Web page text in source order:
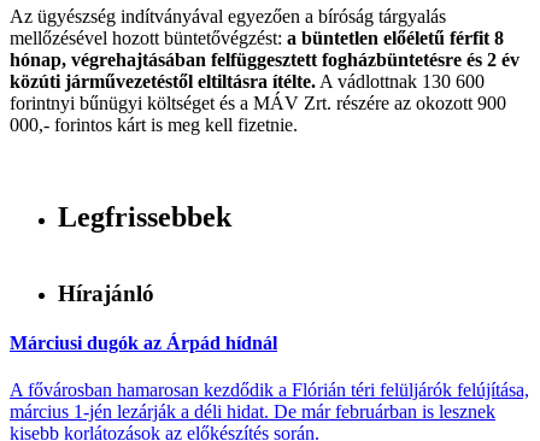
Az ügyészség indítványával egyezően a bíróság tárgyalás
mellőzésével hozott büntetővégzést: a büntetlen előéletű férfit 8
hónap, végrehajtásában felfüggesztett fogházbüntetésre és 2 év
közúti járművezetéstől eltiltásra ítélte. A vádlottnak 130 600
forintnyi bűnügyi költséget és a MÁV Zrt. részére az okozott 900
000,- forintos kárt is meg kell fizetnie.
Legfrissebbek
Hírajánló
Márciusi dugók az Árpád hídnál
A fővárosban hamarosan kezdődik a Flórián téri felüljárók felújítása,
március 1-jén lezárják a déli hidat. De már februárban is lesznek
kisebb korlátozások az előkészítés során.